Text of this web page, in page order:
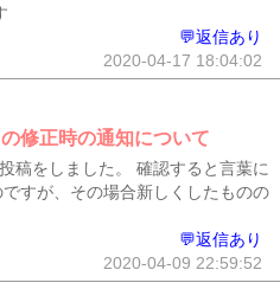
💬返信あり
2020-04-17 18:04:02
修正時の通知について
稿をしました。 確認すると言葉に
すが、その場合新しくしたものの
💬返信あり
2020-04-09 22:59:52